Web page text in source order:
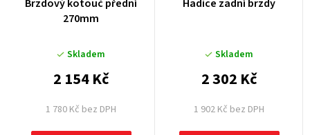
Brzdový kotouč přední
270mm
Skladem
1 780 Kč bez DPH
2 154 Kč
Hadice zadní brzdy
Skladem
1 902 Kč bez DPH
2 302 Kč